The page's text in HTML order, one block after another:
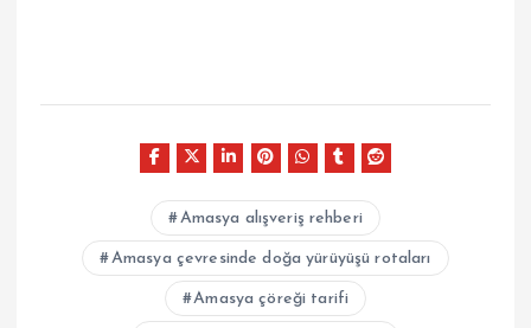
Amasya alışveriş rehberi
Amasya çevresinde doğa yürüyüşü rotaları
Amasya çöreği tarifi